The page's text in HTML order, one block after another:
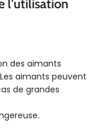
l'utilisation
des aimants
aimants peuvent
de grandes